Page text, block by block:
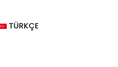
TÜRKÇE